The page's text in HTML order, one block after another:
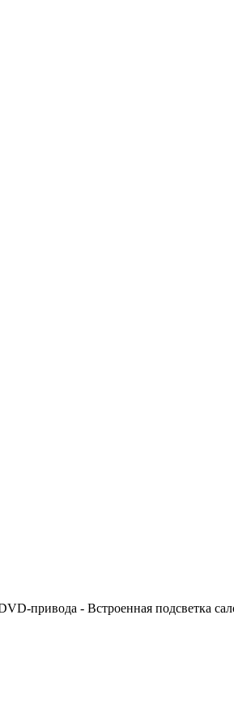
привода - Встроенная подсветка